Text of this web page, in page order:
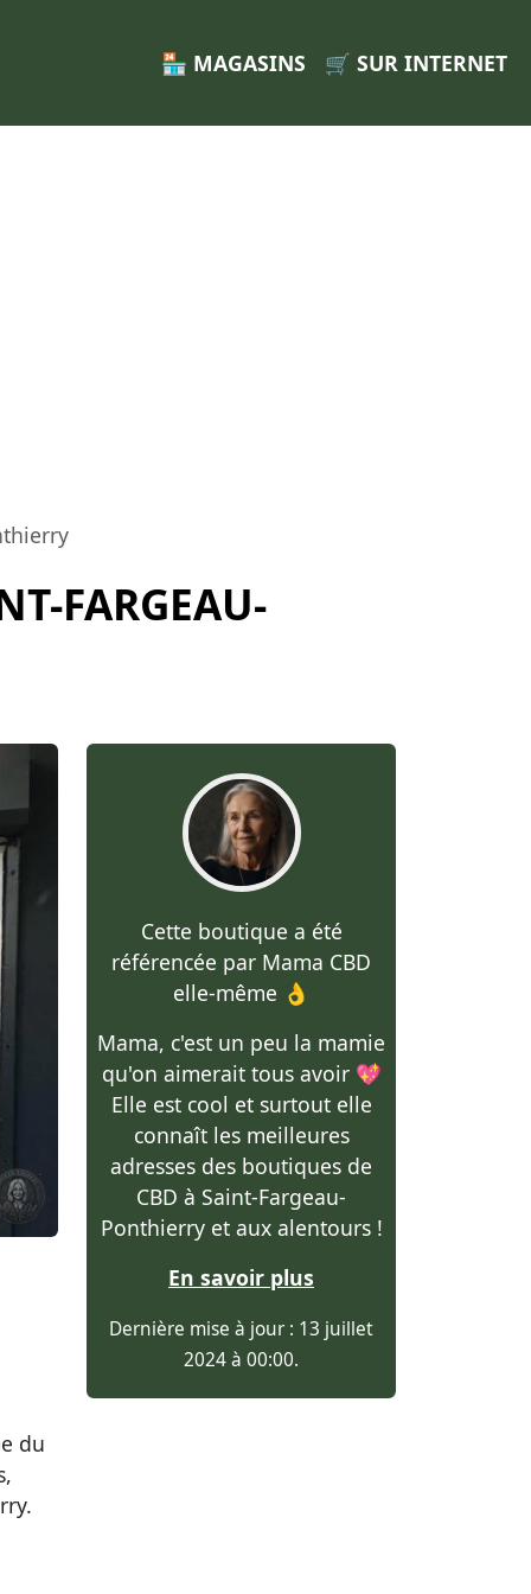
🏪 MAGASINS 🛒 SUR INTERNET
FARGEAU-
du
Cette boutique a été
référencée par Mama CBD
elle-même 👌
Mama, c'est un peu la mamie
qu'on aimerait tous avoir 💖
Elle est cool et surtout elle
connaît les meilleures
adresses des boutiques de
CBD à Saint-Fargeau-
Ponthierry et aux alentours !
En savoir plus
Dernière mise à jour : 13 juillet
2024 à 00:00.